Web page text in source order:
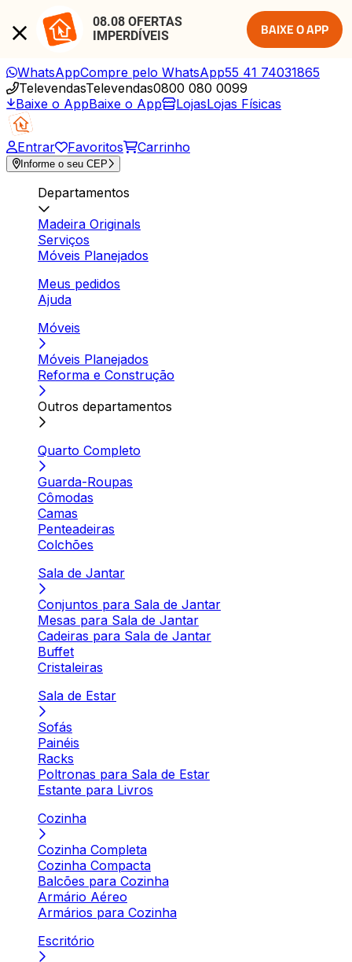
08.08 OFERTAS
IMPERDÍVEIS
BAIXE O APP
WhatsAppCompre pelo WhatsApp55 41 74031865
TelevendasTelevendas0800 080 0099
Baixe o AppBaixe o App LojasLojas Físicas
Entrar Favoritos Carrinho
Informe o seu CEP
Departamentos
Madeira Originals
Serviços
Móveis Planejados
Meus pedidos
Ajuda
Móveis
Móveis Planejados
Reforma e Construção
Outros departamentos
Quarto Completo
Guarda-Roupas
Cômodas
Camas
Penteadeiras
Colchões
Sala de Jantar
Conjuntos para Sala de Jantar
Mesas para Sala de Jantar
Cadeiras para Sala de Jantar
Buffet
Cristaleiras
Sala de Estar
Sofás
Painéis
Racks
Poltronas para Sala de Estar
Estante para Livros
Cozinha
Cozinha Completa
Cozinha Compacta
Balcões para Cozinha
Armário Aéreo
Armários para Cozinha
Escritório